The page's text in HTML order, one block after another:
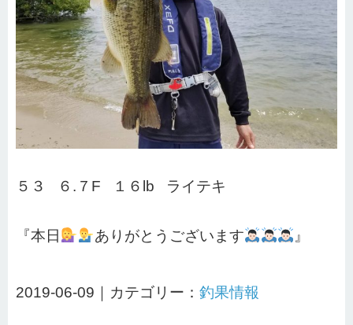
５３ ６.７F １６lb ライテキ
『本日 ありがとうございます 』
2019-06-09｜カテゴリー： 釣果情報